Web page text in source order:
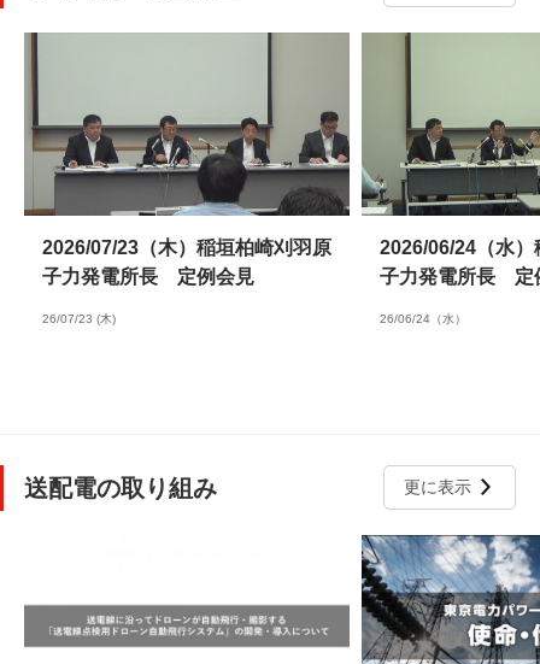
2026/07/23（木）稲垣柏崎刈羽原
子力発電所長 定例会見
26/07/23 (木)
2026/06/24（水
子力発電所長 定
26/06/24（水）
送配電の取り組み 更に表示